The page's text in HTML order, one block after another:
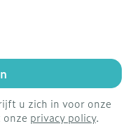
u zich in voor onze
privacy policy.